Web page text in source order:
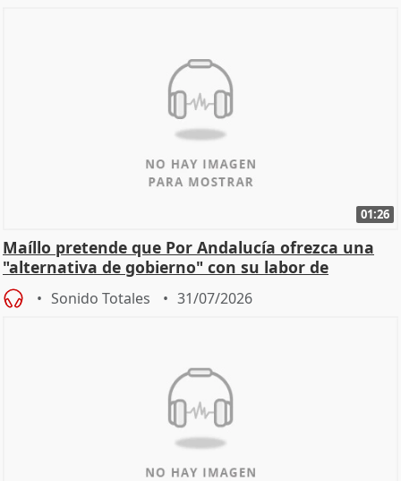
01:26
Maíllo pretende que Por Andalucía ofrezca una
"alternativa de gobierno" con su labor de
oposición
Sonido Totales 31/07/2026